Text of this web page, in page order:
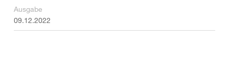
Ausgabe
09.12.2022